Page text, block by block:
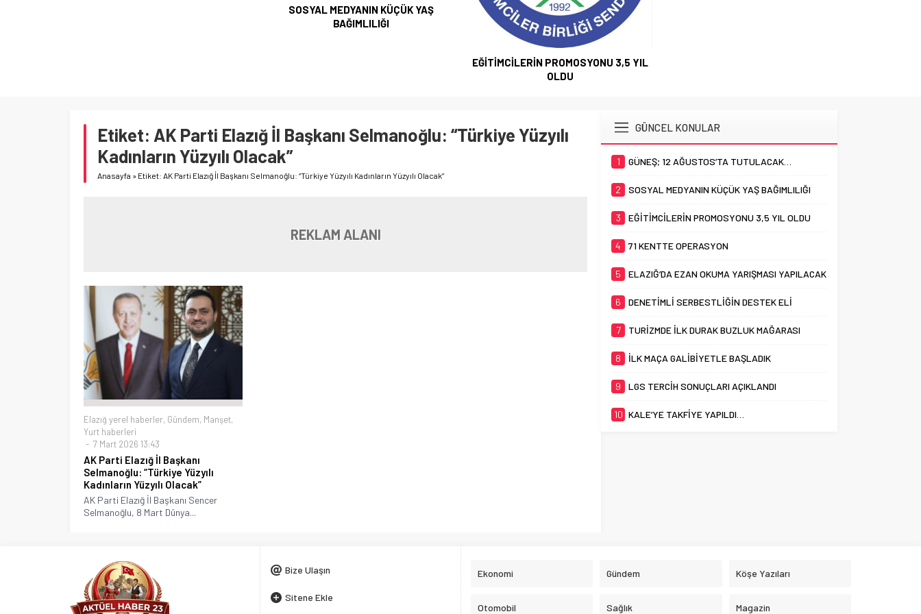
SOSYAL MEDYANIN KÜÇÜK YAŞ
BAĞIMLILIĞI
EĞİTİMCİLERİN PROMOSYONU 3,5 YIL
OLDU
Etiket: AK Parti Elazığ İl Başkanı Selmanoğlu: “Türkiye Yüzyılı
Kadınların Yüzyılı Olacak”
Anasayfa » Etiket: AK Parti Elazığ İl Başkanı Selmanoğlu: “Türkiye Yüzyılı Kadınların Yüzyılı Olacak”
REKLAM ALANI
Elazığ yerel haberler, Gündem, Manşet,
Yurt haberleri
7 Mart 2026 13:43
AK Parti Elazığ İl Başkanı
Selmanoğlu: “Türkiye Yüzyılı
Kadınların Yüzyılı Olacak”
AK Parti Elazığ İl Başkanı Sencer
Selmanoğlu, 8 Mart Dünya...
GÜNCEL KONULAR
1 GÜNEŞ; 12 AĞUSTOS’TA TUTULACAK…
2 SOSYAL MEDYANIN KÜÇÜK YAŞ BAĞIMLILIĞI
3 EĞİTİMCİLERİN PROMOSYONU 3,5 YIL OLDU
4 71 KENTTE OPERASYON
5 ELAZIĞ’DA EZAN OKUMA YARIŞMASI YAPILACAK
6 DENETİMLİ SERBESTLİĞİN DESTEK ELİ
7 TURİZMDE İLK DURAK BUZLUK MAĞARASI
8 İLK MAÇA GALİBİYETLE BAŞLADIK
9 LGS TERCİH SONUÇLARI AÇIKLANDI
10 KALE’YE TAKFİYE YAPILDI…
Bize Ulaşın
Sitene Ekle
Ekonomi Gündem Köşe Yazıları
Otomobil Sağlık Magazin